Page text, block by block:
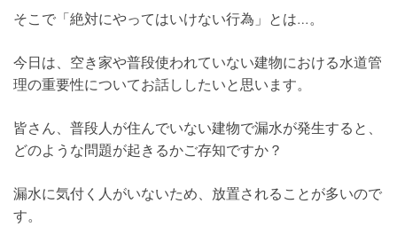
そこで「絶対にやってはいけない行為」とは…。
今日は、空き家や普段使われていない建物における水道管
理の重要性についてお話ししたいと思います。
皆さん、普段人が住んでいない建物で漏水が発生すると、
どのような問題が起きるかご存知ですか？
漏水に気付く人がいないため、放置されることが多いので
す。